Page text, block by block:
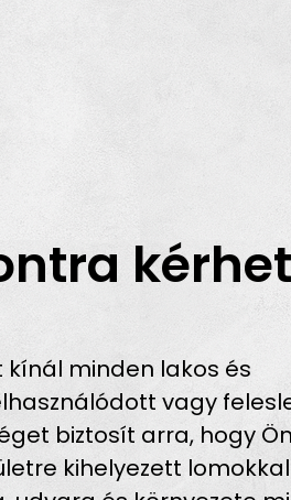
minden lakos és
vagy
biztosít arra, hogy
kihelyezett